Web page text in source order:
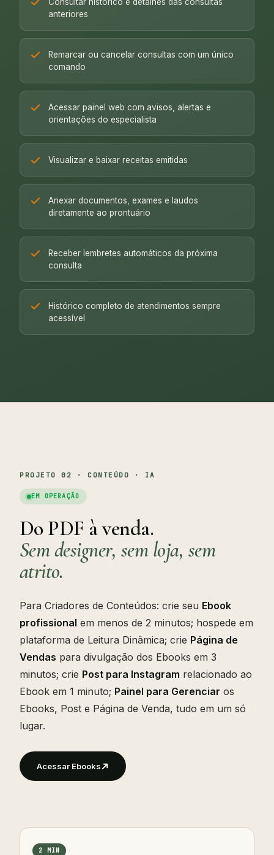
anteriores
Remarcar ou cancelar consultas com um único
comando
Acessar painel web com avisos, alertas e
orientações do especialista
Visualizar e baixar receitas emitidas
Anexar documentos, exames e laudos
diretamente ao prontuário
Receber lembretes automáticos da próxima
consulta
Histórico completo de atendimentos sempre
acessível
PROJETO 02 · CONTEÚDO · IA
EM OPERAÇÃO
Do PDF à venda.
Sem designer, sem loja, sem
atrito.
Para Criadores de Conteúdos: crie seu Ebook
profissional em menos de 2 minutos; hospede em
plataforma de Leitura Dinâmica; crie Página de
Vendas para divulgação dos Ebooks em 3
minutos; crie Post para Instagram relacionado ao
Ebook em 1 minuto; Painel para Gerenciar os
Ebooks, Post e Página de Venda, tudo em um só
lugar.
Acessar Ebooks
2 MIN